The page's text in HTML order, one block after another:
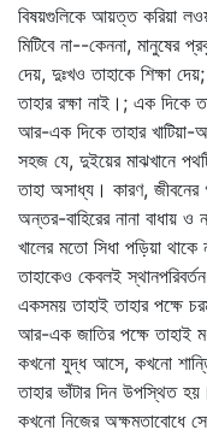
বিষয়গুলিকে আয়ত্ত করিয়া
মিটিবে না--কেননা, মানুষের
দেয়, দুঃখও তাহাকে শিক্ষা
তাহার রক্ষা নাই।; এক দিকে
আর-এক দিকে তাহার
সহজ যে, দুইয়ের মাঝখানে
তাহা অসাধ্য। কারণ,
অন্তর-বাহিরের নানা বাধায় ও
খালের মতো সিধা পড়িয়া থাকে
তাহাকেও কেবলই
একসময় তাহাই তাহার পক্ষে
আর-এক জাতির পক্ষে তাহাই
কখনো যুদ্ধ আসে, কখনো
তাহার ভাঁটার দিন উপস্থিত
কখনো নিজের অক্ষমতাবোধে